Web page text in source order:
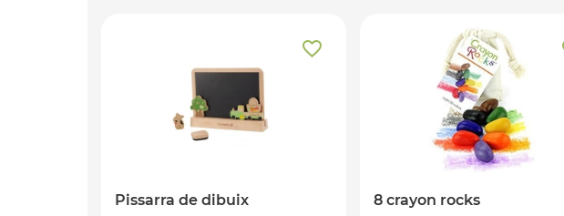
Pissarra de dibuix 8 crayon rocks